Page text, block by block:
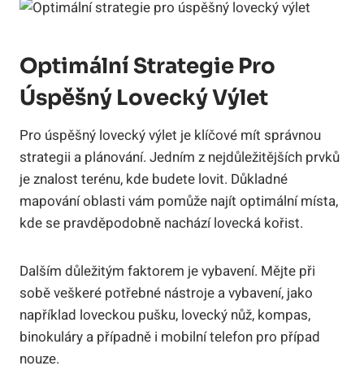
Optimální Strategie Pro
Úspěšný Lovecký Výlet
Pro úspěšný lovecký výlet je klíčové mít správnou
strategii a plánování. Jedním z nejdůležitějších prvků
je znalost terénu, kde budete lovit. Důkladné
mapování oblasti vám pomůže najít optimální místa,
kde se pravděpodobně nachází lovecká kořist.
Dalším důležitým faktorem je vybavení. Mějte při
sobě veškeré potřebné nástroje a vybavení, jako
například loveckou pušku, lovecký nůž, kompas,
binokuláry a případně i mobilní telefon pro případ
nouze.